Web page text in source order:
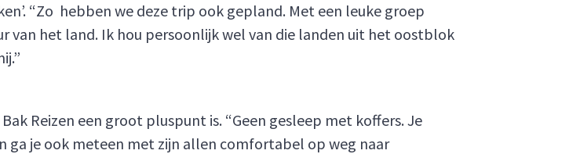
“Zo hebben we deze trip ook gepland. Met een leuke groep
van het land. Ik hou persoonlijk wel van die landen uit het oostblok
Reizen een groot pluspunt is. “Geen gesleep met koffers. Je
je ook meteen met zijn allen comfortabel op weg naar